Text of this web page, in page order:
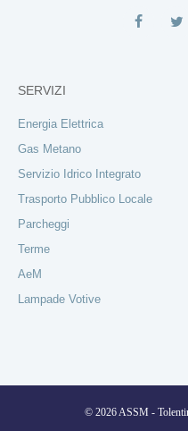
SERVIZI
Energia Elettrica
Gas Metano
Servizio Idrico Integrato
Trasporto Pubblico Locale
Parcheggi
Terme
AeM
Lampade Votive
© 2026 ASSM -